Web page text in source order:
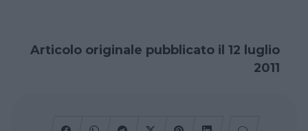
Articolo originale pubblicato il 12 luglio
2011